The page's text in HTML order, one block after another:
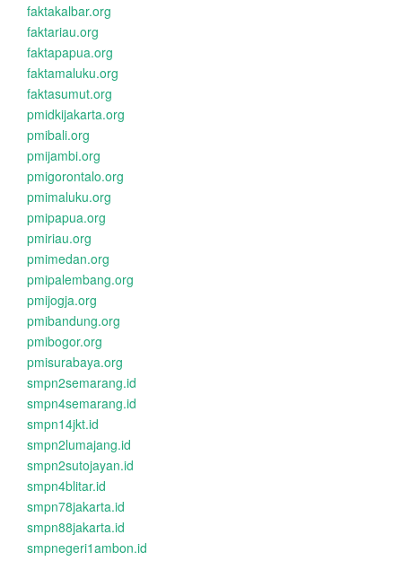
faktakalbar.org
faktariau.org
faktapapua.org
faktamaluku.org
faktasumut.org
pmidkijakarta.org
pmibali.org
pmijambi.org
pmigorontalo.org
pmimaluku.org
pmipapua.org
pmiriau.org
pmimedan.org
pmipalembang.org
pmijogja.org
pmibandung.org
pmibogor.org
pmisurabaya.org
smpn2semarang.id
smpn4semarang.id
smpn14jkt.id
smpn2lumajang.id
smpn2sutojayan.id
smpn4blitar.id
smpn78jakarta.id
smpn88jakarta.id
smpnegeri1ambon.id